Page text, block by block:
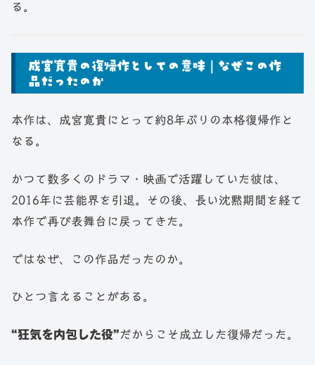
る。
成宮寛貴の復帰作としての意味｜なぜこの作
品だったのか
本作は、成宮寛貴にとって約8年ぶりの本格復帰作と
なる。
かつて数多くのドラマ・映画で活躍していた彼は、
2016年に芸能界を引退。その後、長い沈黙期間を経て
本作で再び表舞台に戻ってきた。
ではなぜ、この作品だったのか。
ひとつ言えることがある。
“狂気を内包した役”だからこそ成立した復帰だった。